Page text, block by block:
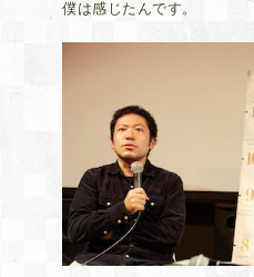
僕は感じたんです。